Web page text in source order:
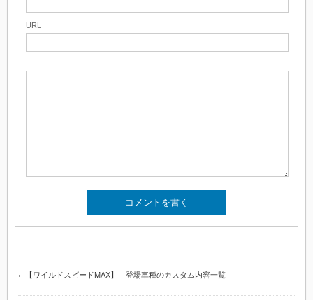
URL
【ワイルドスピードMAX】 登場車種のカスタム内容一覧